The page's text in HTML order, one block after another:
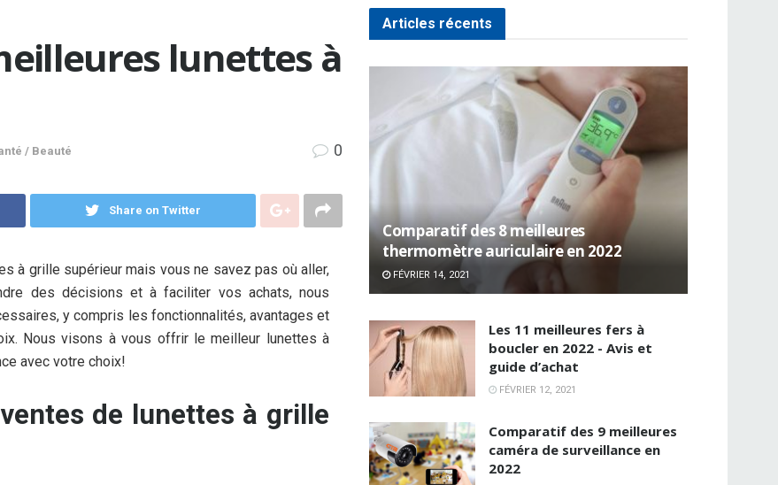
lunettes à
/ Beauté 0
Share on Twitter
à grille supérieur mais vous ne savez pas où aller,
des décisions et à faciliter vos achats, nous
y compris les fonctionnalités, avantages et
Nous visons à vous offrir le meilleur lunettes à
avec votre choix!
de lunettes à grille
Articles récents
Comparatif des 8 meilleures
thermomètre auriculaire en 2022
FÉVRIER 14, 2021
Les 11 meilleures fers à
boucler en 2022 - Avis et
guide d’achat
FÉVRIER 12, 2021
Comparatif des 9 meilleures
caméra de surveillance en
2022